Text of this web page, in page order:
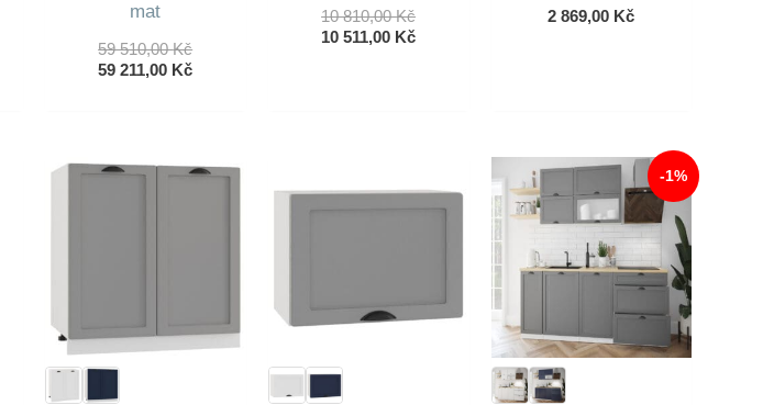
mat
59 510,00KčPůvodní
Cena
59 211,00 KčAktuální
10 810,00KčPůvodní
Cena
10 511,00 KčAktuální
2 869,00 Kč
-1%